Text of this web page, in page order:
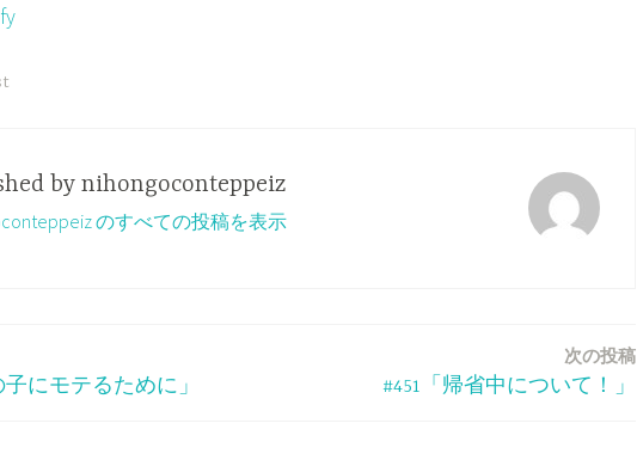
by nihongoconteppeiz
のすべての投稿を表示
子にモテるために」
次の投稿
#451「帰省中について！」